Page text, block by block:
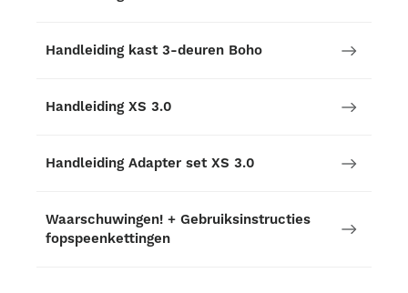
Handleiding kast 3-deuren Boho
Handleiding XS 3.0
Handleiding Adapter set XS 3.0
Waarschuwingen! + Gebruiksinstructies
fopspeenkettingen